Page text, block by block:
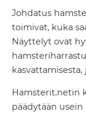
Johdatus
toimivat, kuka
Näyttelyt ovat
Hamsterit.netin
päädytään